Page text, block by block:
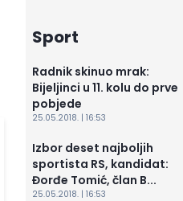
Sport
Radnik skinuo mrak:
Bijeljinci u 11. kolu do prve
pobjede
25.05.2018. | 16:53
Izbor deset najboljih
sportista RS, kandidat:
Đorđe Tomić, član B...
25.05.2018. | 16:53